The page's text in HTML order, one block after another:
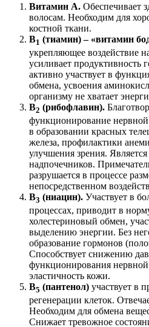
Витамин А. Обеспечивает
волосам. Необходим для
костной ткани.
В1 (тиамин) – «витамин
укрепляющее воздействие
усиливает продуктивность
активно участвует в
обмена, усвоения
организму не хватает
В2 (рибофлавин).
функционирование
в образовании красных
железа, профилактики
улучшения зрения.
надпочечников.
разрушается в процессе
непосредственном
В3 (ниацин). Участвует в
процессах, приводит в
холестериновый обмен,
выделению энергии. Без
образование гормонов
Способствует снижению
функционирования
эластичность кожи.
В5 (пантенол) участвует в
регенерации клеток.
Необходим для обмена
Снижает тревожное